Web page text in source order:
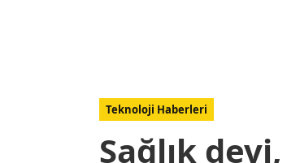
Teknoloji Haberleri
Sağlık